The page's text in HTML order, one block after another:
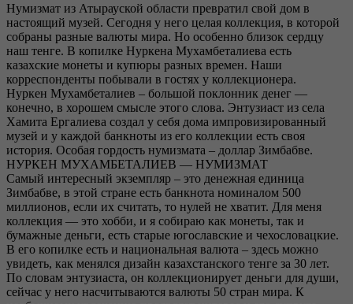
Нумизмат из Атырауской области превратил свой дом в
настоящий музей. Сегодня у него целая коллекция, в которой
собраны разные валюты мира. Но особенно близок сердцу
наш тенге. В копилке Нуркена Мухамбеталиева есть
казахские монеты и купюры разных времен. Наши
корреспонденты побывали в гостях у коллекционера.
Нуркен Мухамбеталиев – большой поклонник денег —
конечно, в хорошем смысле этого слова. Энтузиаст из села
Хамита Ергалиева создал у себя дома импровизированный
музей и у каждой банкноты из его коллекции есть своя
история. Особая гордость нумизмата – доллар Зимбабве.
НУРКЕН МУХАМБЕТАЛИЕВ — НУМИЗМАТ
Самый интересный экземпляр – это денежная единица
Зимбабве, в этой стране есть банкнота номиналом 500
миллионов, если их считать, то нулей не хватит. Для меня
коллекция — это хобби, и я собираю как монеты, так и
бумажные деньги, есть старые югославские и чехословацкие.
В его копилке есть и национальная валюта – здесь можно
увидеть, как менялся дизайн казахстанского тенге за 30 лет.
По словам энтузиаста, он коллекционирует деньги для души,
сейчас у него насчитываются валюты 50 стран мира. К